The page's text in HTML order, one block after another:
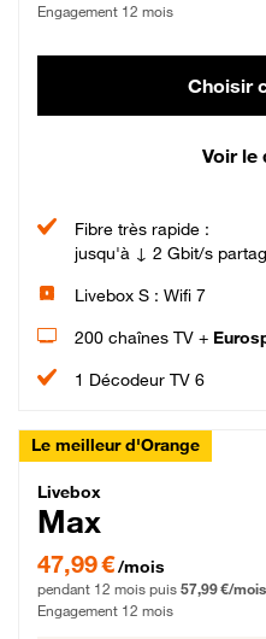
Engagement 12 mois
Choisir
Voir le
Fibre très rapide :
jusqu'à ↓ 2 Gbit/s
Livebox S : Wifi 7
200 chaînes TV +
1 Décodeur TV 6
Le meilleur d'Orange
Livebox Max
Livebox
Max
47,99 € par mois pendant 12
47,99 €/mois
pendant 12 mois puis 57,99 €/mois
Engagement 12 mois